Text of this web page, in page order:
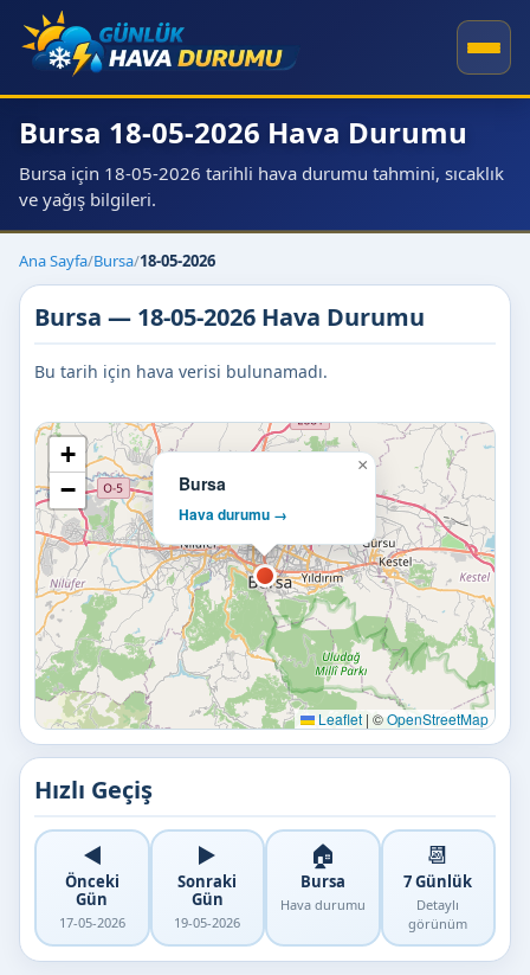
Bursa 18-05-2026 Hava Durumu
Bursa için 18-05-2026 tarihli hava durumu tahmini, sıcaklık
ve yağış bilgileri.
Ana Sayfa/Bursa/18-05-2026
Bursa — 18-05-2026 Hava Durumu
Bu tarih için hava verisi bulunamadı.
Bursa
Hava durumu →
×
+
−
Leaflet | ©OpenStreetMap
Hızlı Geçiş
◀️
Önceki
Gün
17-05-2026
▶️
Sonraki
Gün
19-05-2026
🏠
Bursa
Hava durumu
📆
7 Günlük
Detaylı
görünüm